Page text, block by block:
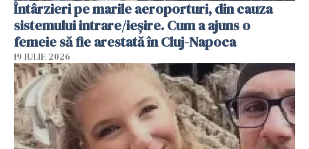
Întârzieri pe marile aeroporturi, din cauza
sistemului intrare/ieșire. Cum a ajuns o
femeie să fie arestată în Cluj-Napoca
19 IULIE 2026